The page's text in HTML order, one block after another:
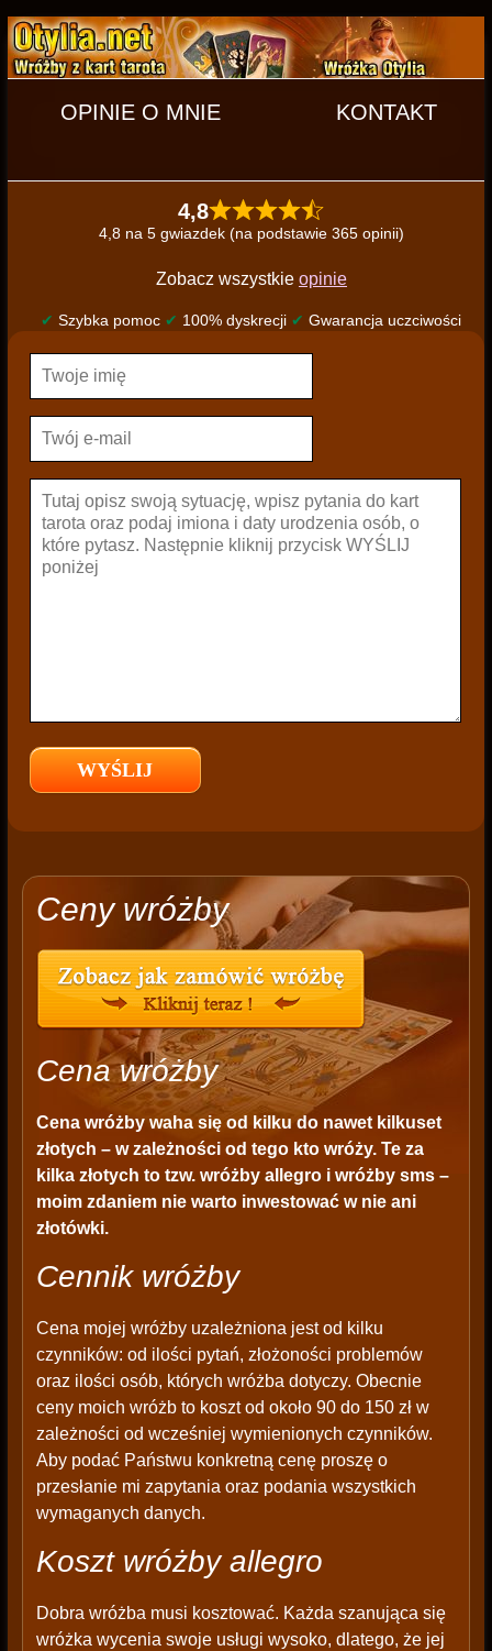
OPINIE O MNIE KONTAKT
4,8
4,8 na 5 gwiazdek (na podstawie 365 opinii)
Zobacz wszystkie opinie
✔ Szybka pomoc ✔ 100% dyskrecji ✔ Gwarancja uczciwości
Ceny wróżby
Cena wróżby
Cena wróżbywaha się od kilku do nawet kilkuset
złotych – w zależności od tego kto wróży. Te za
kilka złotych to tzw. wróżby allegro i wróżby sms –
moim zdaniem nie warto inwestować w nie ani
złotówki.
Cennik wróżby
Cena mojej wróżby uzależniona jest od kilku
czynników: od ilości pytań, złożoności problemów
oraz ilości osób, których wróżba dotyczy. Obecnie
ceny moich wróżb to koszt od około 90 do 150 zł w
zależności od wcześniej wymienionych czynników.
Aby podać Państwu konkretną cenę proszę o
przesłanie mi zapytania oraz podania wszystkich
wymaganych danych.
Koszt wróżby allegro
Dobra wróżba musi kosztować. Każda szanująca się
wróżka wycenia swoje usługi wysoko, dlatego, że jej